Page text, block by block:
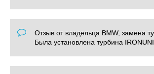
Отзыв от владельца BMW, замена
Была установлена турбина